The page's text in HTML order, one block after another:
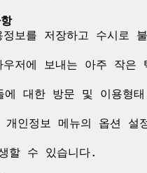
보를 저장하고 수시로
저에 보내는 아주 작은
대한 방문 및 이용형
정보 메뉴의 옵션 설
할 수 있습니다.